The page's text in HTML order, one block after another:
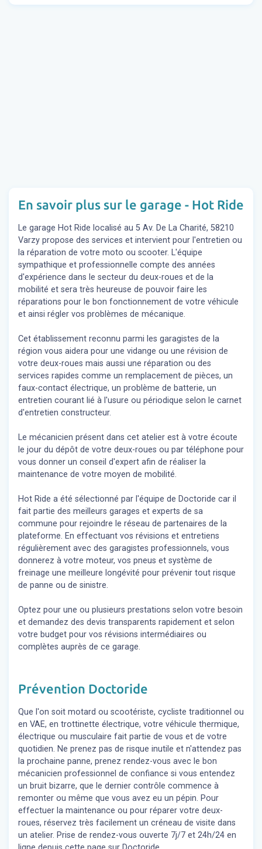
En savoir plus sur le garage - Hot Ride
Le garage Hot Ride localisé au 5 Av. De La Charité, 58210
Varzy propose des services et intervient pour l'entretien ou
la réparation de votre moto ou scooter. L'équipe
sympathique et professionnelle compte des années
d'expérience dans le secteur du deux-roues et de la
mobilité et sera très heureuse de pouvoir faire les
réparations pour le bon fonctionnement de votre véhicule
et ainsi régler vos problèmes de mécanique.
Cet établissement reconnu parmi les garagistes de la
région vous aidera pour une vidange ou une révision de
votre deux-roues mais aussi une réparation ou des
services rapides comme un remplacement de pièces, un
faux-contact électrique, un problème de batterie, un
entretien courant lié à l'usure ou périodique selon le carnet
d'entretien constructeur.
Le mécanicien présent dans cet atelier est à votre écoute
le jour du dépôt de votre deux-roues ou par téléphone pour
vous donner un conseil d'expert afin de réaliser la
maintenance de votre moyen de mobilité.
Hot Ride a été sélectionné par l'équipe de Doctoride car il
fait partie des meilleurs garages et experts de sa
commune pour rejoindre le réseau de partenaires de la
plateforme. En effectuant vos révisions et entretiens
régulièrement avec des garagistes professionnels, vous
donnerez à votre moteur, vos pneus et système de
freinage une meilleure longévité pour prévenir tout risque
de panne ou de sinistre.
Optez pour une ou plusieurs prestations selon votre besoin
et demandez des devis transparents rapidement et selon
votre budget pour vos révisions intermédiaires ou
complètes auprès de ce garage.
Prévention Doctoride
Que l'on soit motard ou scootériste, cycliste traditionnel ou
en VAE, en trottinette électrique, votre véhicule thermique,
électrique ou musculaire fait partie de vous et de votre
quotidien. Ne prenez pas de risque inutile et n'attendez pas
la prochaine panne, prenez rendez-vous avec le bon
mécanicien professionnel de confiance si vous entendez
un bruit bizarre, que le dernier contrôle commence à
remonter ou même que vous avez eu un pépin. Pour
effectuer la maintenance ou pour réparer votre deux-
roues, réservez très facilement un créneau de visite dans
un atelier. Prise de rendez-vous ouverte 7j/7 et 24h/24 en